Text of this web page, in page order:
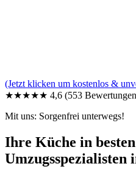
(Jetzt klicken um kostenlos &
★★★★★ 4,6 (553
Mit uns: Sorgenfrei unterwegs!
Ihre Küche in
Umzugsspezialisten